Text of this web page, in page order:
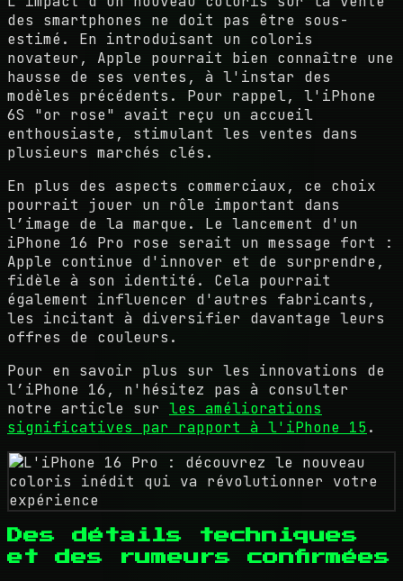
des smartphones ne doit pas être sous-
estimé. En introduisant un coloris
novateur, Apple pourrait bien connaître une
hausse de ses ventes, à l'instar des
modèles précédents. Pour rappel, l'iPhone
6S "or rose" avait reçu un accueil
enthousiaste, stimulant les ventes dans
plusieurs marchés clés.
En plus des aspects commerciaux, ce choix
pourrait jouer un rôle important dans
l’image de la marque. Le lancement d'un
iPhone 16 Pro rose serait un message fort :
Apple continue d'innover et de surprendre,
fidèle à son identité. Cela pourrait
également influencer d'autres fabricants,
les incitant à diversifier davantage leurs
offres de couleurs.
Pour en savoir plus sur les innovations de
l’iPhone 16, n'hésitez pas à consulter
notre article sur les améliorations
significatives par rapport à l'iPhone 15.
Des détails techniques
et des rumeurs confirmées